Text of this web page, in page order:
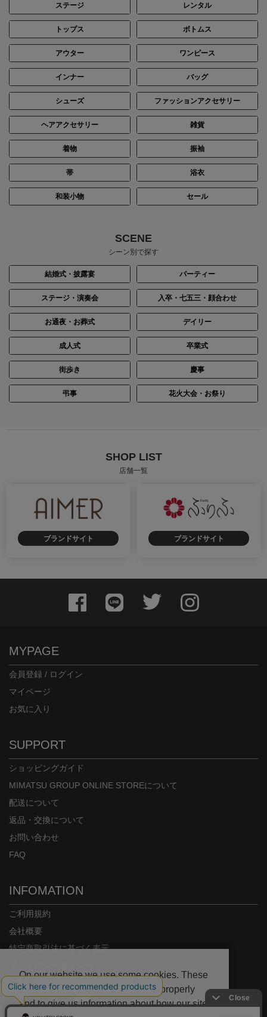
ステージ レンタル
トップス ボトムス
アウター ワンピース
インナー バッグ
シューズ ファッションアクセサリー
ヘアアクセサリー 雑貨
着物 振袖
帯 浴衣
和装小物 セール
SCENE
シーン別で探す
結婚式・披露宴 パーティー
ステージ・演奏会 入卒・七五三・顔合わせ
お通夜・お葬式 デイリー
成人式 卒業式
街歩き 慶事
弔事 花火大会・お祭り
SHOP LIST
店舗一覧
ブランドサイト ブランドサイト
MYPAGE
会員登録 / ログイン
マイページ
お気に入り
SUPPORT
ショッピングガイド
MIMATSU GROUP ONLINE STOREについて
配送について
返品・交換について
お問い合わせ
FAQ
INFOMATION
ご利用規約
会社概要
特定商取引法に基づく表示
On our website we use some cookies. These
are necessary for our site to work properly
and to give us information about how our site